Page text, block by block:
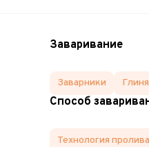
Заваривание
Заварники
Способ
Технология пролива